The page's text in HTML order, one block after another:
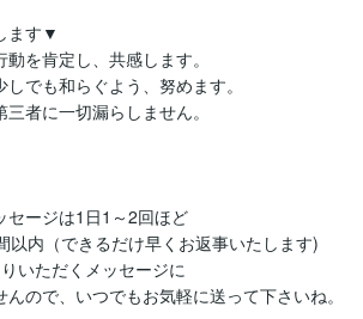
ます▼
を肯定し、共感します。
しでも和らぐよう、努めます。
者に一切漏らしません。
セージは1日1～2回ほど
以内（できるだけ早くお返事いたします)
いただくメッセージに
ので、いつでもお気軽に送って下さいね。